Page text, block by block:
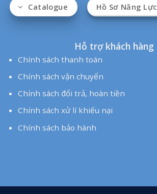
Catalogue Hồ Sơ Năng Lực
Hỗ trợ khách hàng
Chính sách thanh toán
Chính sách vận chuyển
Chính sách đổi trả, hoàn tiền
Chính sách xử lí khiếu nại
Chính sách bảo hành